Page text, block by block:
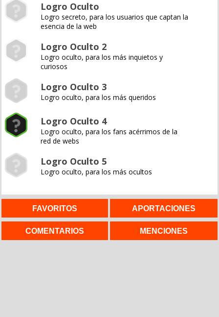
Logro Oculto
Logro secreto, para los usuarios que captan la
esencia de la web
Logro Oculto 2
Logro oculto, para los más inquietos y
curiosos
Logro Oculto 3
Logro oculto, para los más queridos
Logro Oculto 4
Logro oculto, para los fans acérrimos de la
red de webs
Logro Oculto 5
Logro oculto, para los más ocultos
FAVORITOS APORTACIONES
COMENTARIOS MENCIONES